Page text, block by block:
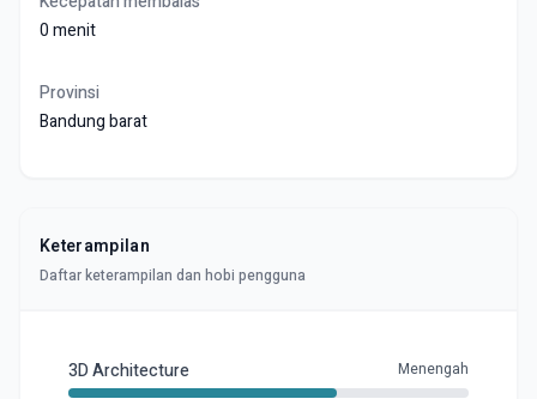
0 menit
Provinsi
Bandung barat
Keterampilan
Daftar keterampilan dan hobi pengguna
3D Architecture Menengah